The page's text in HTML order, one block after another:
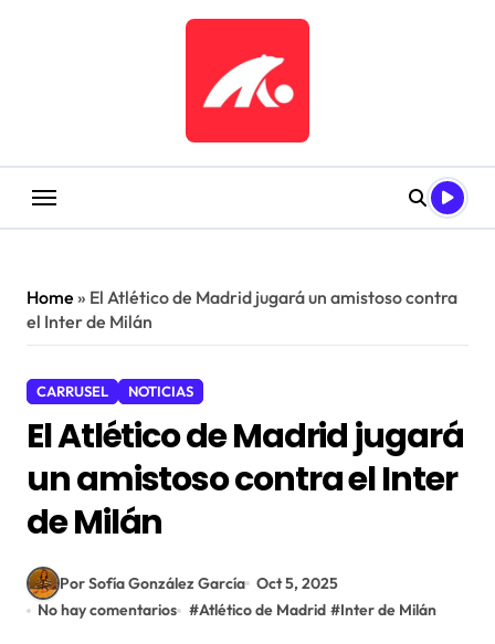
Home » El Atlético de Madrid jugará un amistoso contra
el Inter de Milán
CARRUSEL NOTICIAS
El Atlético de Madrid jugará
un amistoso contra el Inter
de Milán
Por Sofía González García Oct 5, 2025
No hay comentarios #Atlético de Madrid #Inter de Milán